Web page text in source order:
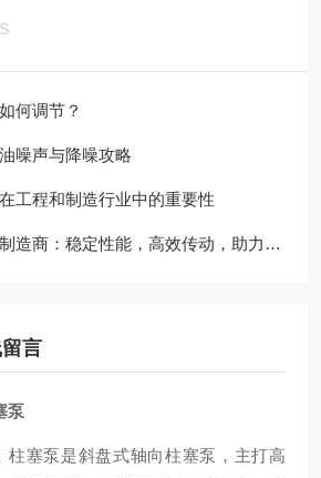
何调节？
噪声与降噪攻略
工程和制造行业中的重要性
商：稳定性能，高效传动，助力工业升级
言
泵
柱塞泵是斜盘式轴向柱塞泵，主打高